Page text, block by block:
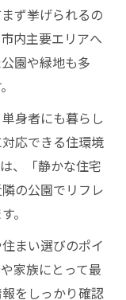
ず挙げられるの
内主要エリアへ
園や緑地も多
身者にも暮らし
応できる住環境
、「静かな住宅
の公園でリフレ
。
まい選びのポイ
家族にとって最
をしっかり確認